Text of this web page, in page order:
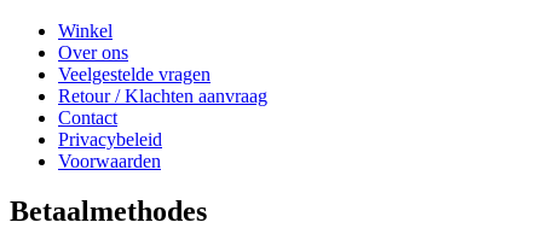
Winkel
Over ons
Veelgestelde vragen
Retour / Klachten aanvraag
Contact
Privacybeleid
Voorwaarden
Betaalmethodes